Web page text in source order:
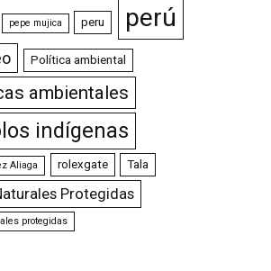
pepe mujica peru perú
Política ambiental
ambientales
indígenas
Aliaga rolexgate Tala
Protegidas
protegidas